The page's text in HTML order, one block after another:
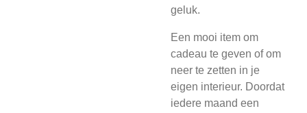
geluk.
Een mooi item om
cadeau te geven of om
neer te zetten in je
eigen interieur. Doordat
iedere maand een